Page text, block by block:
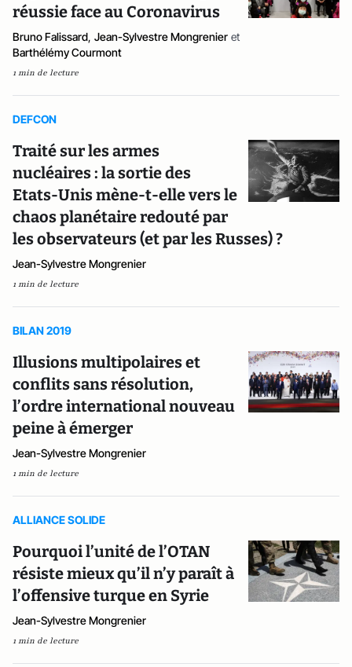
réussie face au Coronavirus
Bruno Falissard, Jean-Sylvestre Mongrenier et
Barthélémy Courmont
1 min de lecture
DEFCON
Traité sur les armes
nucléaires : la sortie des
Etats-Unis mène-t-elle vers le
chaos planétaire redouté par
les observateurs (et par les Russes) ?
Jean-Sylvestre Mongrenier
1 min de lecture
BILAN 2019
Illusions multipolaires et
conflits sans résolution,
l’ordre international nouveau
peine à émerger
Jean-Sylvestre Mongrenier
1 min de lecture
ALLIANCE SOLIDE
Pourquoi l’unité de l’OTAN
résiste mieux qu’il n’y paraît à
l’offensive turque en Syrie
Jean-Sylvestre Mongrenier
1 min de lecture